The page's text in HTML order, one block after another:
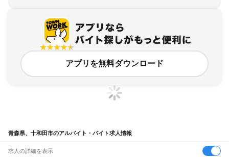
アプリを無料ダウンロード
青森県、十和田市のアルバイト・バイト求人情報
求人の詳細を表示